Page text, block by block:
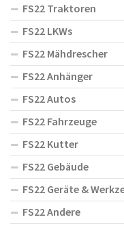
FS22 Traktoren
FS22 LKWs
FS22 Mähdrescher
FS22 Anhänger
FS22 Autos
FS22 Fahrzeuge
FS22 Kutter
FS22 Gebäude
FS22 Geräte &
FS22 Andere